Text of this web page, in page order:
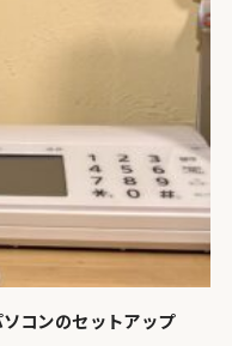
コンのセットアップ